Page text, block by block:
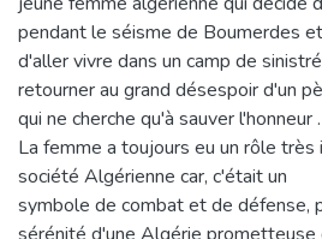
pendant le séisme de Boumerdes et
d'aller vivre dans un camp de
retourner au grand désespoir d'un
qui ne cherche qu'à sauver l'honneur .
La femme a toujours eu un rôle
société Algérienne car, c'était un
symbole de combat et de défense,